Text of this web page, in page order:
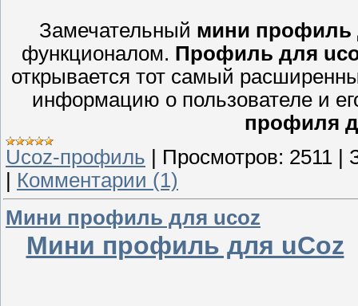
Замечательный мини профиль
функционалом. Профиль для
открывается тот самый
информацию о пользователе и
профиля
Ucoz-профиль | Просмотров: 2511 |
| Комментарии (1)
Мини профиль для ucoz
Мини профиль для uCoz